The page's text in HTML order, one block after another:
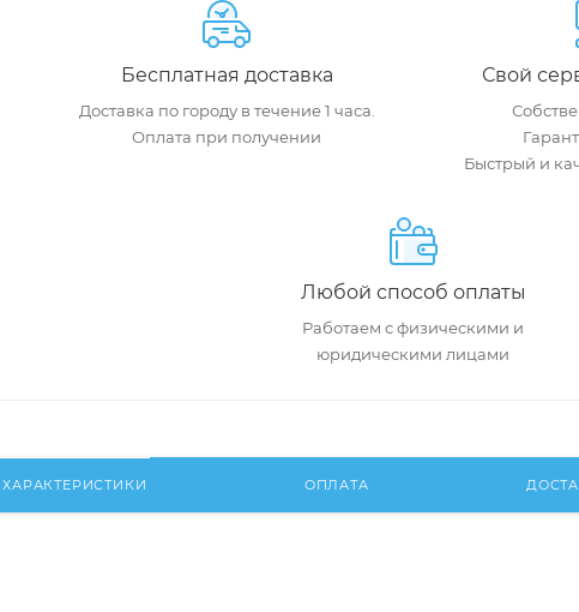
Бесплатная доставка
Доставка по городу в течение 1 часа.
Оплата при получении
Свой
Быстрый и
Любой способ оплаты
Работаем с физическими и
юридическими лицами
ХАРАКТЕРИСТИКИ ОПЛАТА